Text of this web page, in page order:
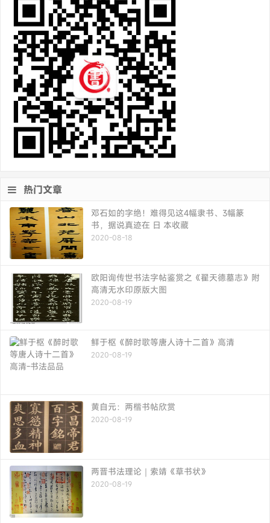
热门文章
邓石如的字绝！难得见这4幅隶书、3幅篆
书，据说真迹在 日 本收藏
2020-08-18
欧阳询传世书法字帖鉴赏之《翟天德墓志》附
高清无水印原版大图
2020-08-19
鲜于枢《醉时歌等唐人诗十二首》高清
2020-08-19
黄自元：两楷书帖欣赏
2020-08-19
两晋书法理论｜索靖《草书状》
2020-08-19